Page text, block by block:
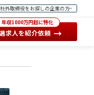
外取締役をお探しの企業の方
年収1000万円超に特化
求人を紹介依頼 →